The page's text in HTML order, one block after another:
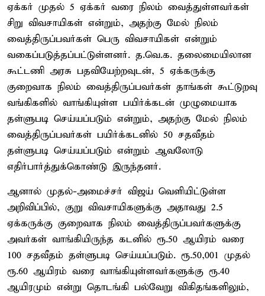
ஏக்கர் முதல் 5 ஏக்கர் வரை நிலம் வைத்துள்ளவர்கள்
சிறு விவசாயிகள் என்றும், அதற்கு மேல் நிலம்
வைத்திருப்பவர்கள் பெரு விவசாயிகள் என்றும்
வகைப்படுத்தப்பட்டுள்ளனர். த.வெ.க. தலைமையிலான
கூட்டணி அரசு பதவியேற்றவுடன், 5 ஏக்கருக்கு
குறைவாக நிலம் வைத்திருப்பவர்கள் தாங்கள் கூட்டுறவு
வங்கிகளில் வாங்கியுள்ள பயிர்க்கடன் முழுமையாக
தள்ளுபடி செய்யப்படும் என்றும், அதற்கு மேல் நிலம்
வைத்திருப்பவர்கள் பயிர்க்கடனில் 50 சதவீதம்
தள்ளுபடி செய்யப்படும் என்றும் ஆவலோடு
எதிர்பார்த்துக்கொண்டு இருந்தனர்.
ஆனால் முதல்-அமைச்சர் விஜய் வெளியிட்டுள்ள
அறிவிப்பில், குறு விவசாயிகளுக்கு அதாவது 2.5
ஏக்கருக்கு குறைவாக நிலம் வைத்திருப்பவர்களுக்கு
அவர்கள் வாங்கியிருந்த கடனில் ரூ.50 ஆயிரம் வரை
100 சதவீதம் தள்ளுபடி செய்யப்படும். ரூ.50,001 முதல்
ரூ.60 ஆயிரம் வரை வாங்கியுள்ளவர்களுக்கு ரூ.40
ஆயிரமும் என்று தொடங்கி பல்வேறு விகிதங்களிலும்,